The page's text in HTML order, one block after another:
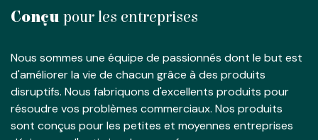
Conçu pour les entreprises
Nous sommes une équipe de passionnés dont le but est
d'améliorer la vie de chacun grâce à des produits
disruptifs. Nous fabriquons d'excellents produits pour
résoudre vos problèmes commerciaux. Nos produits
sont conçus pour les petites et moyennes entreprises